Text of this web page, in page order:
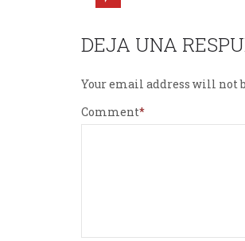
DEJA UNA
Your email address will not
Comment